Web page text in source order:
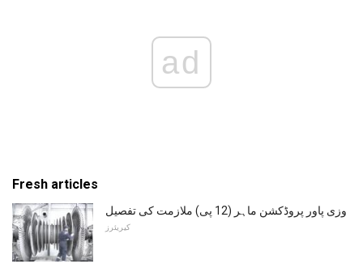
ad
Fresh articles
وزی پاور پروڈکشن ماہر (12 پی) ملازمت کی تفصیل
کیریئرز